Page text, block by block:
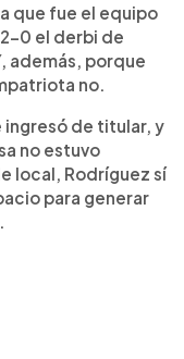
que fue el equipo
0 el derbi de
además, porque
no.
ingresó de titular, y
no estuvo
local, Rodríguez sí
para generar